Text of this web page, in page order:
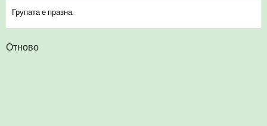
Групата е празна.
Отново